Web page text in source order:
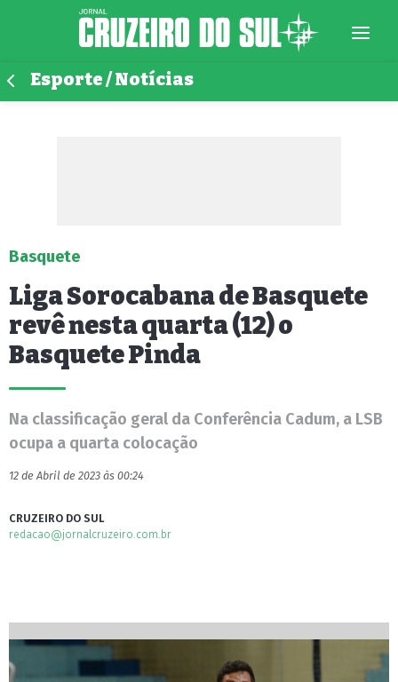
Esporte / Notícias
Basquete
Liga Sorocabana de Basquete
revê nesta quarta (12) o
Basquete Pinda
Na classificação geral da Conferência Cadum, a LSB
ocupa a quarta colocação
12 de Abril de 2023 às 00:24
CRUZEIRO DO SUL
redacao@jornalcruzeiro.com.br